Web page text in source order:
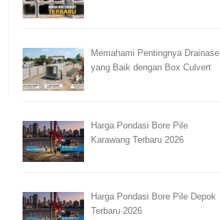
Memahami Pentingnya Drainase
yang Baik dengan Box Culvert
Harga Pondasi Bore Pile
Karawang Terbaru 2026
Harga Pondasi Bore Pile Depok
Terbaru 2026